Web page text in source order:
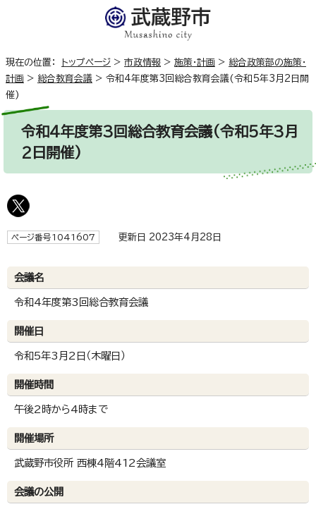
現在の位置： トップページ > 市政情報 > 施策・計画 > 総合政策部の施策・
計画 > 総合教育会議 > 令和4年度第3回総合教育会議(令和5年3月2日開
催)
令和4年度第3回総合教育会議(令和5年3月
2日開催)
ページ番号1041607 更新日 2023年4月28日
会議名
令和4年度第3回総合教育会議
開催日
令和5年3月2日（木曜日）
開催時間
午後2時から4時まで
開催場所
武蔵野市役所 西棟4階412会議室
会議の公開